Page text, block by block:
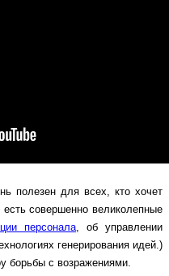
полезен для всех, кто хочет
совершенно великолепные
персонала, об управлении
генерирования идей.)
борьбы с возражениями.